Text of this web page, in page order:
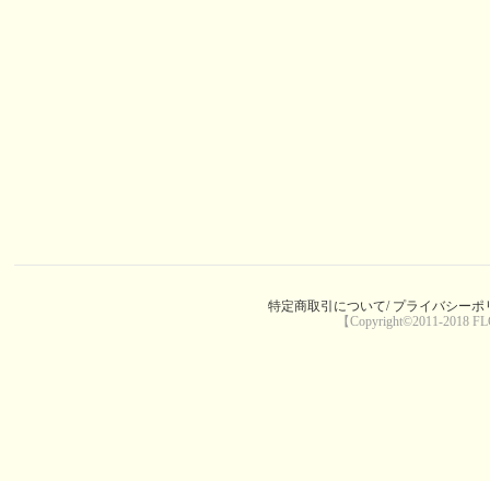
特定商取引について/ プライバシーポ
【Copyright©2011-2018